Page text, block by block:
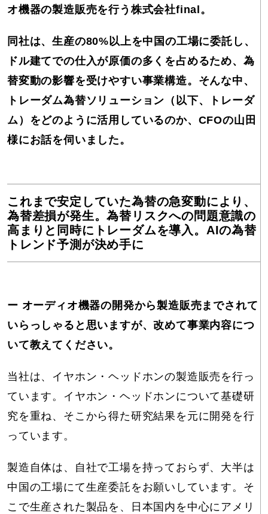
オ機器の製造販売を行う株式会社final。
同社は、生産の80%以上を中国の工場に委託し、
ドル建てでの仕入が原価の多くを占めるため、為
替変動の影響を受けやすい事業構造。そんな中、
トレーダム為替ソリューション（以下、トレーダ
ム）をどのように活用しているのか、CFOの山田
様にお話を伺いました。
これまで安定していた為替の急変動により、
為替差損が発生。為替リスクへの問題意識の
高まりと同時にトレーダムを導入。AIの為替
トレンド予測が決め手に
ー オーディオ機器の開発から製造販売までされて
いらっしゃると思いますが、改めて事業内容につ
いて教えてください。
当社は、イヤホン・ヘッドホンの製造販売を行っ
ています。イヤホン・ヘッドホンについて基礎研
究を重ね、そこから得た研究結果を元に開発を行
っています。
製造自体は、自社で工場を持っておらず、大半は
中国の工場にて生産委託をお願いしています。そ
こで生産された製品を、日本国内を中心にアメリ